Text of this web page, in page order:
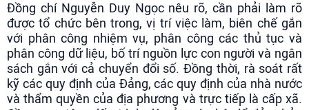
Đồng chí Nguyễn Duy Ngọc nêu rõ, cần phải làm rõ
được tổ chức bên trong, vị trí việc làm, biên chế gắn
với phân công nhiệm vụ, phân công các thủ tục và
phân công dữ liệu, bố trí nguồn lực con người và ngân
sách gắn với cả chuyển đổi số. Đồng thời, rà soát rất
kỹ các quy định của Đảng, các quy định của nhà nước
và thẩm quyền của địa phương và trực tiếp là cấp xã.